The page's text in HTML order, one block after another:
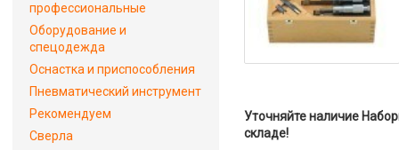
Уточняйте наличие
складе!
профессиональные
Оборудование и
спецодежда
Оснастка и приспособления
Пневматический инструмент
Рекомендуем
Сверла